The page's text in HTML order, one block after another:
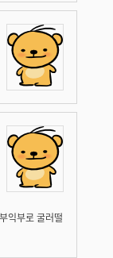
익부로 굴러떨